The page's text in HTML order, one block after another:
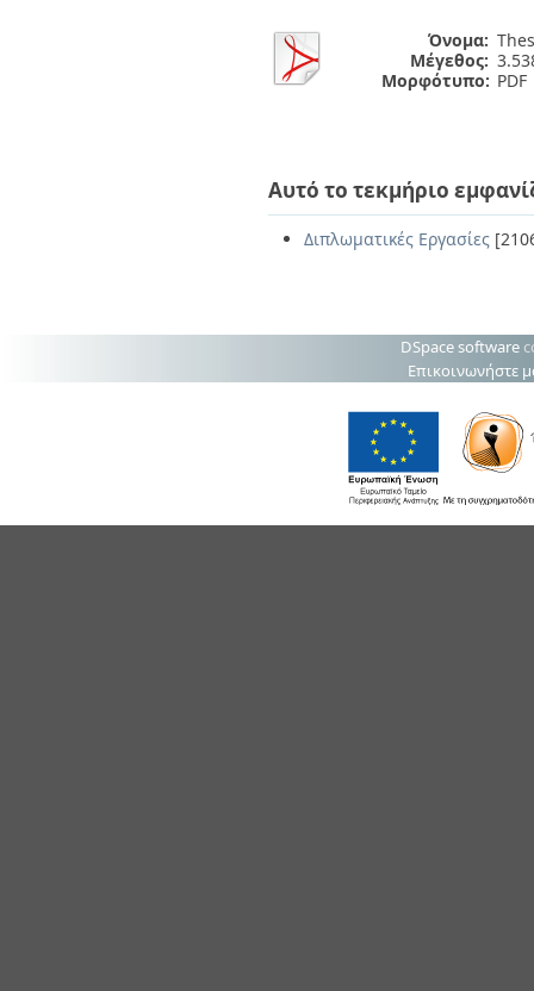
Όνομα:
Μέγεθος:
Μορφότυπο: PDF
Αυτό το τεκμήριο
Διπλωματικές Εργασίες
DSpace software
Επικοινωνήστε